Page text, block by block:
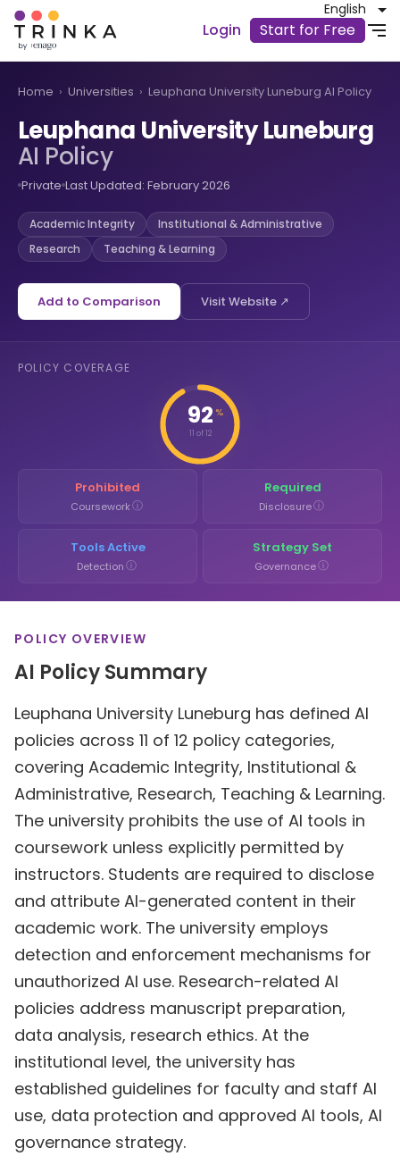
Login Start for Free
English
Home › Universities › Leuphana University Luneburg AI Policy
Leuphana University Luneburg
AI Policy
Private Last Updated: February 2026
Academic Integrity
Institutional & Administrative
Research
Teaching & Learning
Add to Comparison Visit Website ↗
POLICY COVERAGE
92 %
11 of 12
Prohibited
Courseworkⓘ
Required
Disclosureⓘ
Tools Active
Detectionⓘ
Strategy Set
Governanceⓘ
POLICY OVERVIEW
AI Policy Summary
Leuphana University Luneburg has defined AI
policies across 11 of 12 policy categories,
covering Academic Integrity, Institutional &
Administrative, Research, Teaching & Learning.
The university prohibits the use of AI tools in
coursework unless explicitly permitted by
instructors. Students are required to disclose
and attribute AI-generated content in their
academic work. The university employs
detection and enforcement mechanisms for
unauthorized AI use. Research-related AI
policies address manuscript preparation,
data analysis, research ethics. At the
institutional level, the university has
established guidelines for faculty and staff AI
use, data protection and approved AI tools, AI
governance strategy.